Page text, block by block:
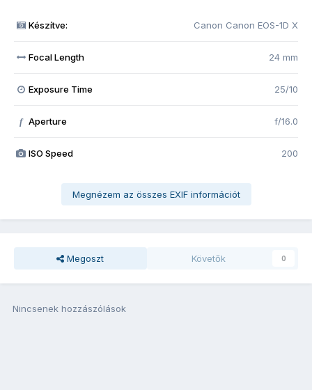
Készítve: Canon Canon EOS-1D X
Focal Length 24 mm
Exposure Time 25/10
f Aperture f/16.0
ISO Speed 200
Megnézem az összes EXIF információt
Megoszt Követők 0
Nincsenek hozzászólások